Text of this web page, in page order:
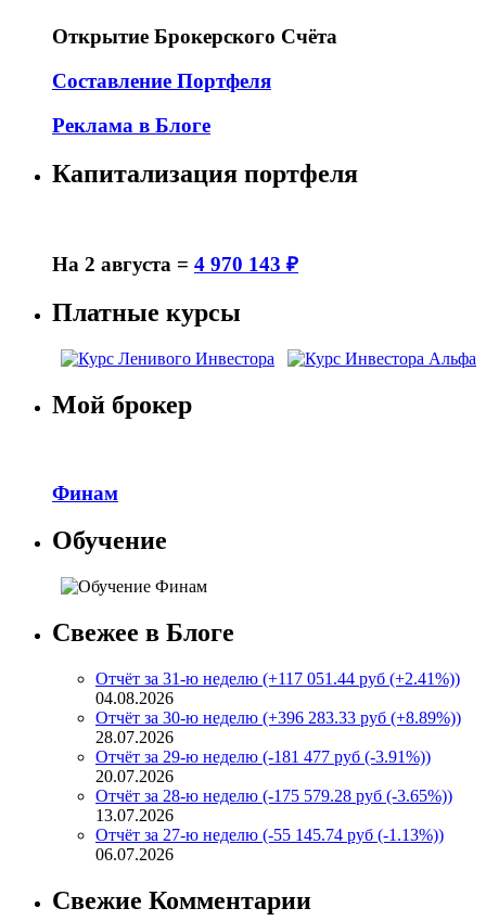
Открытие Брокерского Счёта
Составление Портфеля
Реклама в Блоге
Капитализация портфеля
На 2 августа = 4 970 143 ₽
Платные курсы
Мой брокер
Финам
Обучение
Свежее в Блоге
Отчёт за 31-ю неделю (+117 051.44 руб (+2.41%))
04.08.2026
Отчёт за 30-ю неделю (+396 283.33 руб (+8.89%))
28.07.2026
Отчёт за 29-ю неделю (-181 477 руб (-3.91%))
20.07.2026
Отчёт за 28-ю неделю (-175 579.28 руб (-3.65%))
13.07.2026
Отчёт за 27-ю неделю (-55 145.74 руб (-1.13%))
06.07.2026
Свежие Комментарии